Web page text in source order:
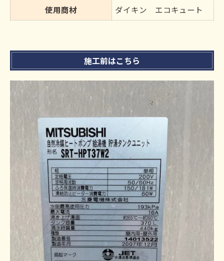
使用商材
ダイキン エコキュート
施工前はこちら